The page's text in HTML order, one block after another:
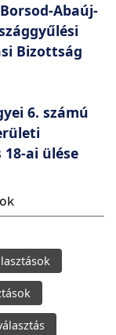
Abaúj-
Bizottság
6. számú
ai ülése